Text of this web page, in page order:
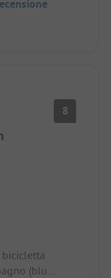
per
allestito. La
per i
8
(blu